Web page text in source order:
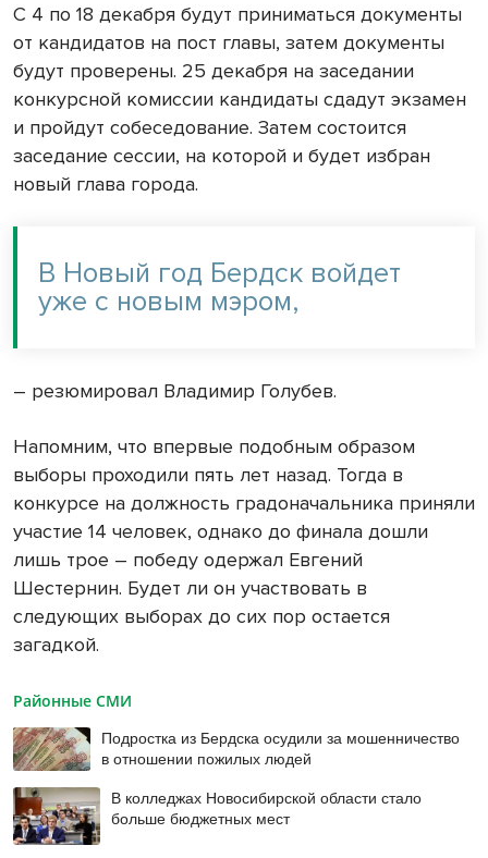
С 4 по 18 декабря будут приниматься документы
от кандидатов на пост главы, затем документы
будут проверены. 25 декабря на заседании
конкурсной комиссии кандидаты сдадут экзамен
и пройдут собеседование. Затем состоится
заседание сессии, на которой и будет избран
новый глава города.
В Новый год Бердск войдет
уже с новым мэром,
– резюмировал Владимир Голубев.
Напомним, что впервые подобным образом
выборы проходили пять лет назад. Тогда в
конкурсе на должность градоначальника приняли
участие 14 человек, однако до финала дошли
лишь трое – победу одержал Евгений
Шестернин. Будет ли он участвовать в
следующих выборах до сих пор остается
загадкой.
Районные СМИ
Подростка из Бердска осудили за мошенничество
в отношении пожилых людей
В колледжах Новосибирской области стало
больше бюджетных мест